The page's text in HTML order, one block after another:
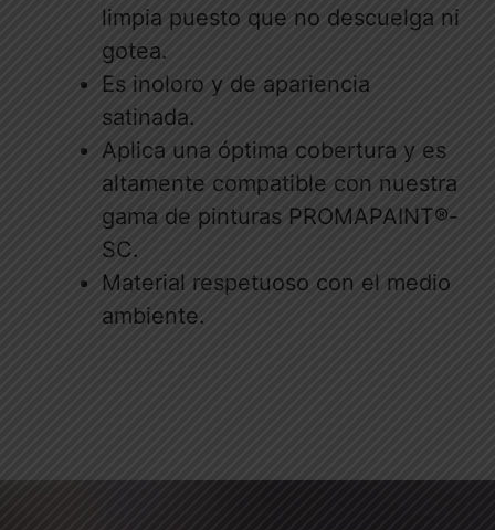
limpia puesto que no descuelga ni
gotea.
Es inoloro y de apariencia
satinada.
Aplica una óptima cobertura y es
altamente compatible con nuestra
gama de pinturas PROMAPAINT®-
SC.
Material respetuoso con el medio
ambiente.